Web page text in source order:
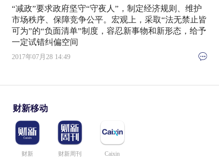
“减政”要求政府坚守“守夜人”，制定经济规则、维护
市场秩序、保障竞争公平。宏观上，采取“法无禁止皆
可为”的“负面清单”制度，容忍新事物和新形态，给予
一定试错纠偏空间
2017年07月28 14:49
财新移动
财新 财新周刊 Caixin